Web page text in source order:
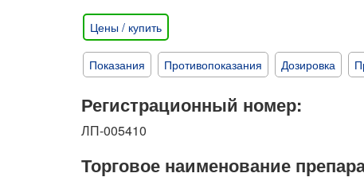
Цены / купить
Показания Противопоказания Дозировка
Регистрационный номер:
ЛП-005410
Торговое наименование